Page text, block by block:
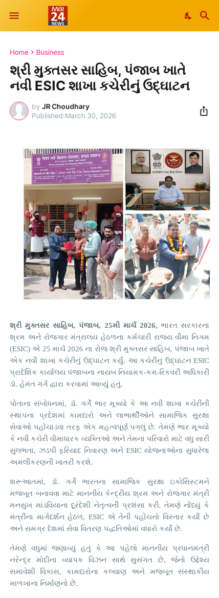
Home Business
શ્રી મુક્તસર સાહિબ, પંજાબ ખાતે
નવી ESIC શાખા કચેરીનું ઉદ્ઘાટન
by JR Choudhary
March 30, 2026
શ્રી મુક્તસર સાહિબ, પંજાબ, 25મી માર્ચ 2026, ભારત સરકારના
શ્રમ અને રોજગાર મંત્રાલય હેઠળના કર્મચારી રાજ્ય વીમા નિગમ
(ESIC) એ 25 માર્ચ 2026 ના રોજ શ્રી મુક્તસર સાહિબ, પંજાબ ખાતે
એક નવી શાખા કચેરીનું ઉદ્ઘાટન કર્યું. આ કચેરીનું ઉદ્ઘાટન ESIC
પ્રાદેશિક કાર્યાલય પંજાબના નાયબ નિયામક-કમ-રિકવરી અધિકારી
ડૉ. હેમંત ગર્ગ દ્વારા કરવામાં આવ્યું હતું.
પોતાના સંબોધનમાં, ડૉ. ગર્ગે ભાર મૂક્યો કે આ નવી શાખા કચેરીની
સ્થાપના પ્રદેશમાં કામદારો અને લાભાર્થીઓને સામાજિક સુરક્ષા
સેવાઓ પહોંચાડવા તરફ એક મહત્વપૂર્ણ પગલું છે. તેમણે ભાર મૂક્યો
કે નવી કચેરી વીમાધારક વ્યક્તિઓ અને તેમના પરિવારો માટે વધુ સારી
સુલભતા, ઝડપી ફરિયાદ નિવારણ અને ESIC યોજનાઓના સુધારેલા
અમલીકરણની ખાતરી કરશે.
શરૂઆતમાં, ડૉ. ગર્ગે ભારતના સામાજિક સુરક્ષા ઇકોસિસ્ટમને
મજબૂત બનાવવા માટે માનનીય કેન્દ્રીય શ્રમ અને રોજગાર મંત્રી
મનસુખ માંડવિયાના દૂરંદેશી નેતૃત્વની પ્રશંસા કરી. તેમણે નોંધ્યું કે
મંત્રીના માર્ગદર્શન હેઠળ, ESIC એ તેની પહોંચનો વિસ્તાર કર્યો છે
અને સમગ્ર દેશમાં સેવા વિતરણ પદ્ધતિઓમાં વધારો કર્યો છે.
તેમણે વધુમાં જણાવ્યું હતું કે આ પહેલો માનનીય પ્રધાનમંત્રી
નરેન્દ્ર મોદીના વ્યાપક વિઝન સાથે સુસંગત છે, જેનો ઉદ્દેશ્ય
સમાવેશી વિકાસ, કામદારોના કલ્યાણ અને મજબૂત સંસ્થાકીય
માળખાના નિર્માણનો છે.